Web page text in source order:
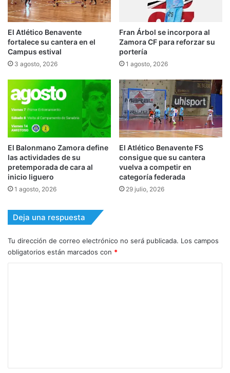
El Atlético Benavente
fortalece su cantera en el
Campus estival
3 agosto, 2026
Fran Árbol se incorpora al
Zamora CF para reforzar su
portería
1 agosto, 2026
El Balonmano Zamora define
las actividades de su
pretemporada de cara al
inicio liguero
1 agosto, 2026
El Atlético Benavente FS
consigue que su cantera
vuelva a competir en
categoría federada
29 julio, 2026
Deja una respuesta
Tu dirección de correo electrónico no será publicada. Los campos
obligatorios están marcados con *